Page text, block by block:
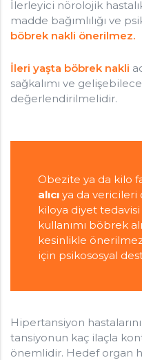
İlerleyici nörolojik
madde bağımlılığı ve
böbrek nakli önerilmez.
İleri yaşta böbrek nakli
sağkalımı ve
değerlendirilmelidir.
Obezite ya da kilo
alıcı ya da vericileri
kiloya diyet
kullanımı böbrek
kesinlikle
için psikososyal
Hipertansiyon
tansiyonun kaç ilaçla
önemlidir. Hedef organ